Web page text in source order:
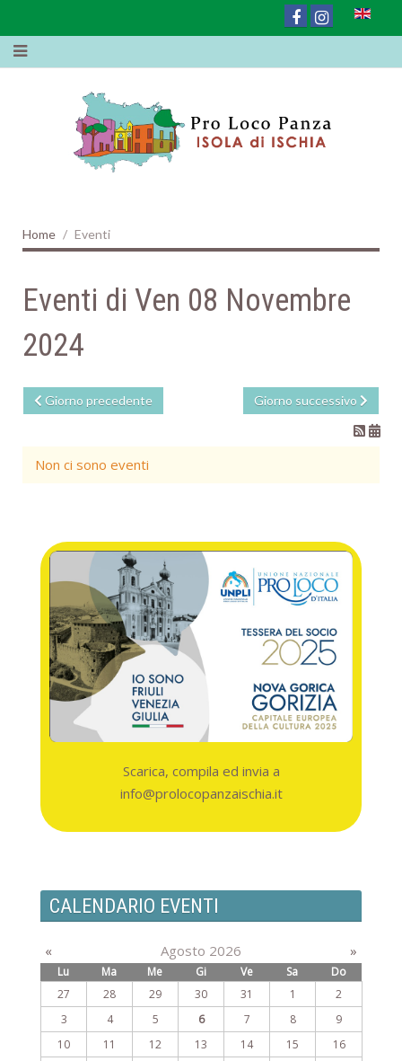
Home Eventi
Eventi di Ven 08 Novembre
2024
Giorno precedente Giorno successivo
Non ci sono eventi
Scarica, compila ed invia a
info@prolocopanzaischia.it
CALENDARIO EVENTI
« Agosto 2026 »
Lu Ma Me Gi Ve Sa
Do
27
28 29 30 31 1
2
3
4 5 6 7 8
9
10
11 12 13 14 15
16